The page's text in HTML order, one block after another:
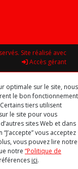
Site réalisé avec
Accès gérant
optimale sur le site, nous
le bon fonctionnement
tiers utilisent
le site pour vous
sites Web et dans
vous acceptez
vous pouvez lire notre
notre “Politique de
ici.